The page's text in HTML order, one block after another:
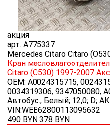
акция
арт. A775337
Mercedes Citaro Citaro
Кран
Citaro (O530) 1997-2007
OEM: A0024315715,
0034319306, 9347050080,
Автобус.; Белый; 12,0; D;
VIN:WEB62800113095632
490 BYN 378 BYN